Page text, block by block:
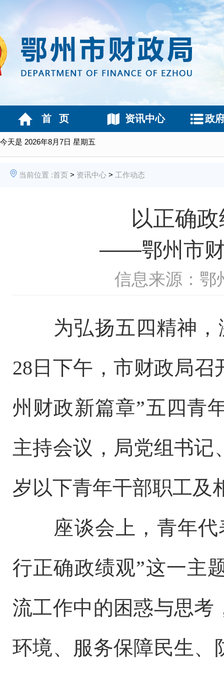
今天是 2026年8月7日 星期五
首 页 资讯中心 政
当前位置 :首页 > 资讯中心 > 工作动态
以正确
——鄂州市财
信息来源：鄂
为弘扬五四精神
28日下午，市财政局
州财政新篇章”五四青
主持会议， 局党组书记
岁以下青年干部职工及
座谈会上，青年
行正确政绩观”这一主
流工作中的困惑与思考
环境、服务保障民生、